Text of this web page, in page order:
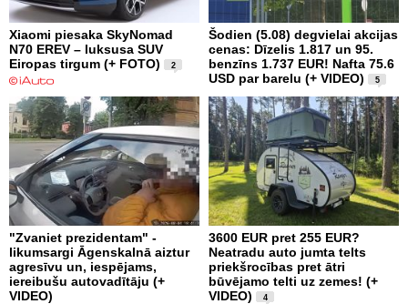
Xiaomi piesaka SkyNomad
N70 EREV – luksusa SUV
Eiropas tirgum (+ FOTO)
2
Šodien (5.08) degvielai akcijas
cenas: Dīzelis 1.817 un 95.
benzīns 1.737 EUR! Nafta 75.6
USD par barelu (+ VIDEO)
5
"Zvaniet prezidentam" -
likumsargi Āgenskalnā aiztur
agresīvu un, iespējams,
iereibušu autovadītāju (+
VIDEO)
3600 EUR pret 255 EUR?
Neatradu auto jumta telts
priekšrocības pret ātri
būvējamo telti uz zemes! (+
VIDEO)
4